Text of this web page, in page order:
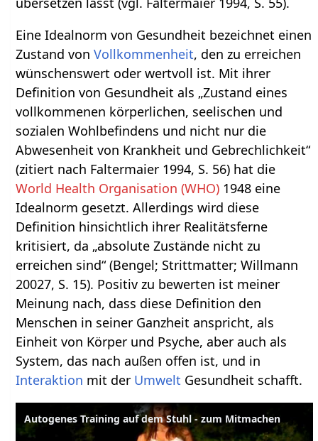
Eine Idealnorm von Gesundheit bezeichnet einen
Zustand vonVollkommenheit, den zu erreichen
wünschenswert oder wertvoll ist. Mit ihrer
Definition von Gesundheit als „Zustand eines
vollkommenen körperlichen, seelischen und
sozialen Wohlbefindens und nicht nur die
Abwesenheit von Krankheit und Gebrechlichkeit“
(zitiert nach Faltermaier 1994, S. 56) hat die
World Health Organisation (WHO) 1948 eine
Idealnorm gesetzt. Allerdings wird diese
Definition hinsichtlich ihrer Realitätsferne
kritisiert, da „absolute Zustände nicht zu
erreichen sind“ (Bengel; Strittmatter; Willmann
20027, S. 15). Positiv zu bewerten ist meiner
Meinung nach, dass diese Definition den
Menschen in seiner Ganzheit anspricht, als
Einheit von Körper und Psyche, aber auch als
System, das nach außen offen ist, und in
Interaktion mit der Umwelt Gesundheit schafft.
Autogenes Training auf dem Stuhl - zum Mitmachen